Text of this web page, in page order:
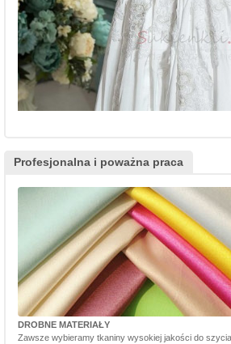
Profesjonalna i poważna praca
DROBNE MATERIAŁY
Zawsze wybieramy tkaniny wysokiej jakości do